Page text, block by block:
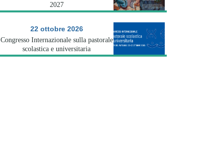
2027
22 ottobre 2026
Congresso Internazionale sulla pastorale
scolastica e universitaria